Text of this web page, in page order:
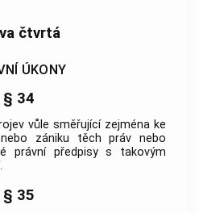
čtvrtá
ÚKONY
§ 34
vůle směřující zejména ke
zániku těch práv nebo
právní předpisy s takovým
§ 35